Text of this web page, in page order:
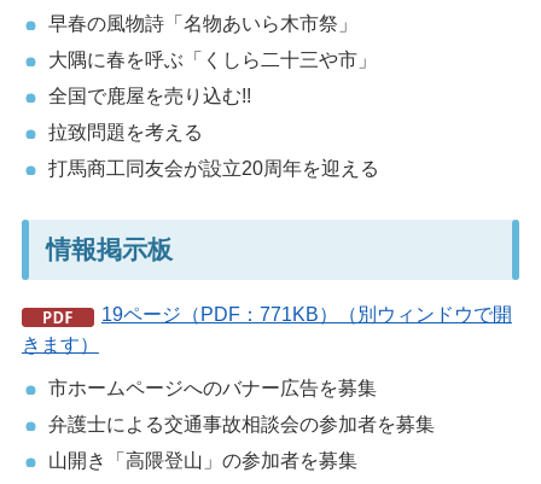
早春の風物詩「名物あいら木市祭」
大隅に春を呼ぶ「くしら二十三や市」
全国で鹿屋を売り込む!!
拉致問題を考える
打馬商工同友会が設立20周年を迎える
情報掲示板
19ページ（PDF：771KB）（別ウィンドウで開
きます）
市ホームページへのバナー広告を募集
弁護士による交通事故相談会の参加者を募集
山開き「高隈登山」の参加者を募集